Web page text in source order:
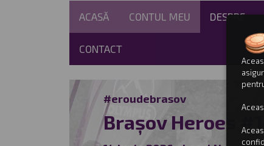
ACASĂ CONTUL MEU DESPRE
CONTACT
#eroudebrasov
Brașov Heroes